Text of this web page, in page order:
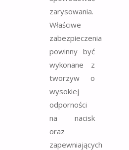
zarysowania.
Właściwe
zabezpieczenia
powinny być
wykonane z
tworzyw o
wysokiej
odporności
na nacisk
oraz
zapewniających